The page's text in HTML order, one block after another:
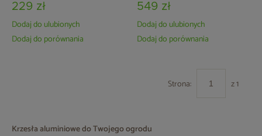
Krzesła aluminiowe do Twojego ogrodu
229 zł
Dodaj do ulubionych
Dodaj do porównania
549 zł
Dodaj do ulubionych
Dodaj do porównania
Strona: z 1